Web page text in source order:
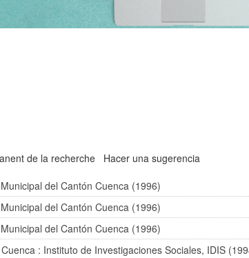
de la recherche
Hacer una sugerencia
del Cantón Cuenca (1996)
del Cantón Cuenca (1996)
del Cantón Cuenca (1996)
: Instituto de Investigaciones Sociales, IDIS